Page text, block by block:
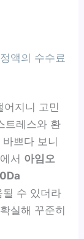
어지니 고민
트레스와 환
쁘다 보니
서 아임오
될 수 있더라
실해 꾸준히